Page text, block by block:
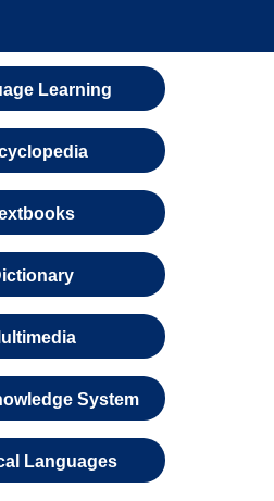
Learning
System
Languages